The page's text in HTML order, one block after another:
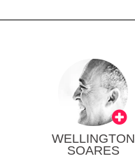
WELLINGTON
SOARES